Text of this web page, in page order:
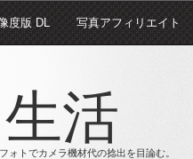
度版 DL 写真アフィリエイト
活
ォトでカメラ機材代の捻出を目論む。